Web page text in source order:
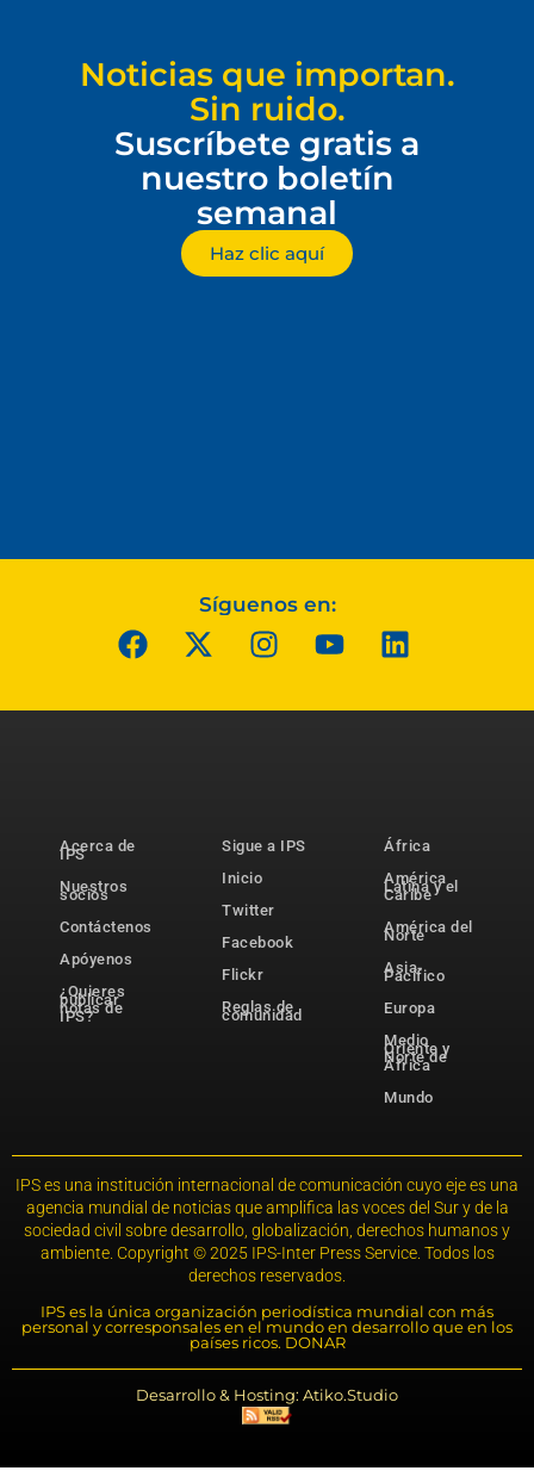
Noticias que importan.
Sin ruido.
Suscríbete gratis a
nuestro boletín
semanal
Haz clic aquí
Síguenos en:
Acerca de
IPS
Nuestros
socios
Contáctenos
Apóyenos
¿Quieres
publicar
notas de
IPS?
Sigue a IPS
Inicio
Twitter
Facebook
Flickr
Reglas de
comunidad
África
América
Latina y el
Caribe
América del
Norte
Asia-
Pacífico
Europa
Medio
Oriente y
Norte de
África
Mundo
IPS es una institución internacional de comunicación cuyo eje es una
agencia mundial de noticias que amplifica las voces del Sur y de la
sociedad civil sobre desarrollo, globalización, derechos humanos y
ambiente. Copyright © 2025 IPS-Inter Press Service. Todos los
derechos reservados.
IPS es la única organización periodística mundial con más
personal y corresponsales en el mundo en desarrollo que en los
países ricos. DONAR
Desarrollo & Hosting: Atiko.Studio